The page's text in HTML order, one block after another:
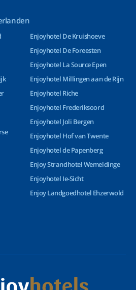
Enjoyhotel De Kruishoeve
Enjoyhotel De Foreesten
Enjoyhotel La Source Epen
Enjoyhotel Millingen aan de Rijn
Enjoyhotel Riche
Enjoyhotel Frederiksoord
Enjoyhotel Joli Bergen
Enjoyhotel Hof van Twente
Enjoyhotel de Papenberg
Enjoy Strandhotel Wemeldinge
Enjoyhotel Ie-Sicht
Enjoy Landgoedhotel Ehzerwold